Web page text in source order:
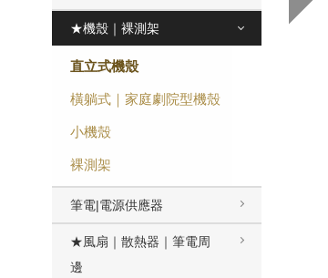
★機殼｜裸測架
直立式機殼
橫躺式｜家庭劇院型機殼
小機殼
裸測架
筆電|電源供應器
★風扇｜散熱器｜筆電周
邊